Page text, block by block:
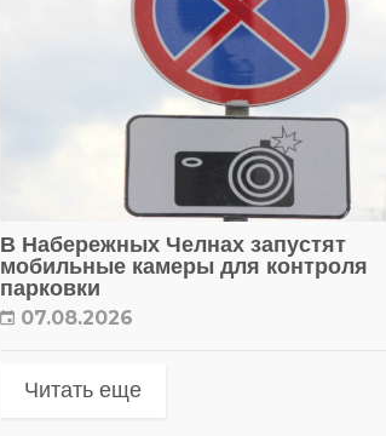
В Набережных Челнах запустят
мобильные камеры для контроля
парковки
07.08.2026
Читать еще